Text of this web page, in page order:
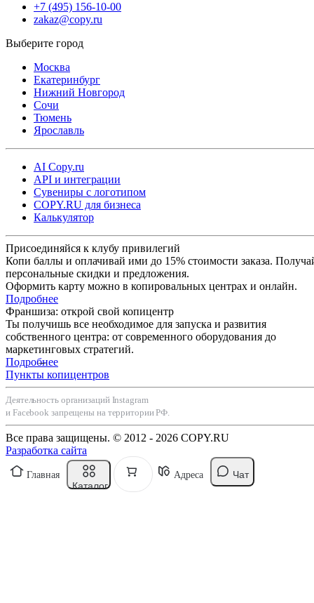
+7 (495) 156-10-00
zakaz@copy.ru
Москва
Екатеринбург
Нижний Новгород
Сочи
Тюмень
Ярославль
AI Copy.ru
API и интеграции
Сувениры с логотипом
COPY.RU для бизнеса
Калькулятор
Присоединяйся к клубу привилегий
Копи баллы и оплачивай ими до 15% стоимости заказа.
персональные скидки и предложения.
Оформить карту можно в копировальных центрах и онлайн.
Подробнее
Франшиза: открой свой копицентр
Ты получишь все необходимое для запуска и развития
собственного центра: от современного оборудования до
маркетинговых стратегий.
Подробнее
Пункты копицентров
Деятельность организаций Instagram
и Facebook запрещены на территории РФ.
Все права защищены. © 2012 - 2026 COPY.RU
Разработка сайта
Главная
Каталог
Адреса Чат